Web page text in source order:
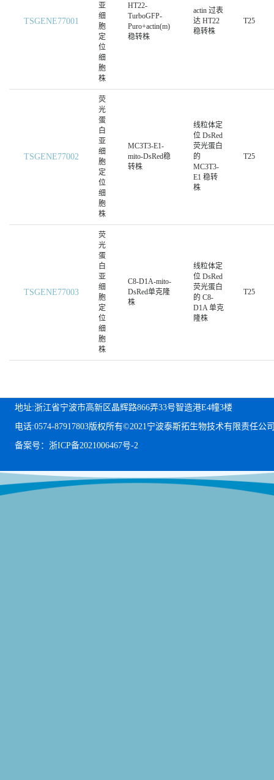
TSGENE77001
亚
细
胞
定
位
细
胞
株
HT22-
TurboGFP-
Puro+actin(m)
稳转株
actin 过表
达 HT22
稳转株
T25
TSGENE77002
荧
光
蛋
白
亚
细
胞
定
位
细
胞
株
MC3T3-E1-
mito-DsRed稳
转株
线粒体定
位 DsRed
荧光蛋白
的
MC3T3-
E1 稳转
株
T25
TSGENE77003
荧
光
蛋
白
亚
细
胞
定
位
细
胞
株
C8-D1A-mito-
DsRed单克隆
株
线粒体定
位 DsRed
荧光蛋白
的 C8-
D1A 单克
隆株
T25
地址:浙江省宁波市高新区晶辉路866弄33号智造港E4幢3楼
电话:0574-87917803版权所有©2021宁波泰斯拓生物技术有限责任公
备案号：浙ICP备2021006467号-2